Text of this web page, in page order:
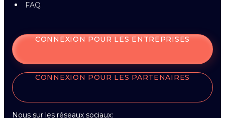
FAQ
CONNEXION POUR LES ENTREPRISES
CONNEXION POUR LES PARTENAIRES
Nous sur les réseaux sociaux: